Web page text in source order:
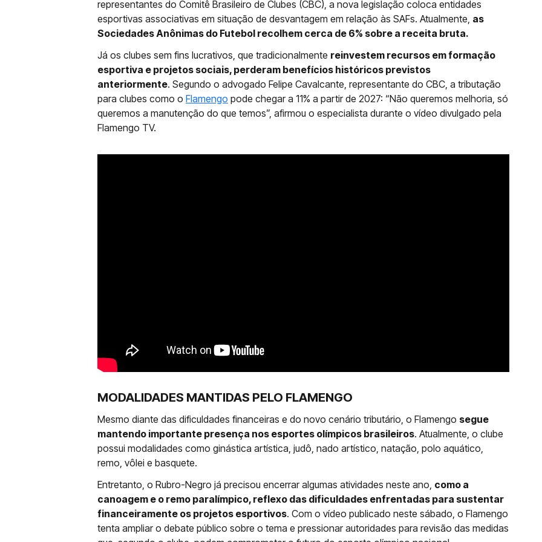
representantes do Comitê Brasileiro de Clubes (CBC), a nova legislação coloca entidades
esportivas associativas em situação de desvantagem em relação às SAFs. Atualmente, as
Sociedades Anônimas do Futebol recolhem cerca de 6% sobre a receita bruta.
Já os clubes sem fins lucrativos, que tradicionalmente reinvestem recursos em formação
esportiva e projetos sociais, perderam benefícios históricos previstos
anteriormente. Segundo o advogado Felipe Cavalcante, representante do CBC, a tributação
para clubes como o Flamengo pode chegar a 11% a partir de 2027: “Não queremos melhoria, só
queremos a manutenção do que temos”, afirmou o especialista durante o vídeo divulgado pela
Flamengo TV.
MODALIDADES MANTIDAS PELO FLAMENGO
Mesmo diante das dificuldades financeiras e do novo cenário tributário, o Flamengo segue
mantendo importante presença nos esportes olímpicos brasileiros. Atualmente, o clube
possui modalidades como ginástica artística, judô, nado artístico, natação, polo aquático,
remo, vôlei e basquete.
Entretanto, o Rubro-Negro já precisou encerrar algumas atividades neste ano, como a
canoagem e o remo paralímpico, reflexo das dificuldades enfrentadas para sustentar
financeiramente os projetos esportivos. Com o vídeo publicado neste sábado, o Flamengo
tenta ampliar o debate público sobre o tema e pressionar autoridades para revisão das medidas